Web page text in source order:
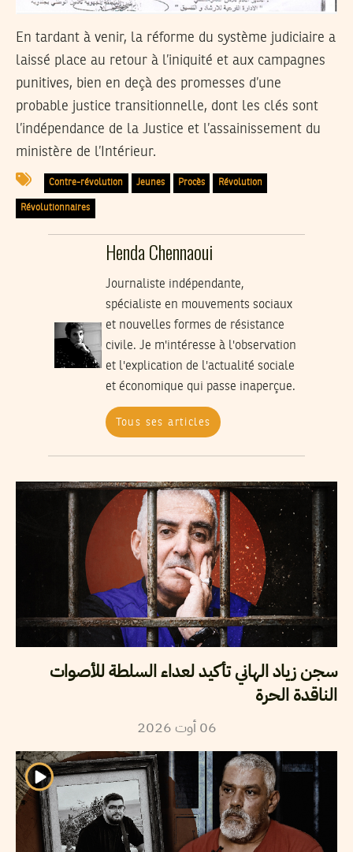
En tardant à venir, la réforme du système judiciaire a
laissé place au retour à l’iniquité et aux campagnes
punitives, bien en deçà des promesses d’une
probable justice transitionnelle, dont les clés sont
l’indépendance de la Justice et l’assainissement du
ministère de l’Intérieur.
Contre-révolution Jeunes Procès Révolution
Révolutionnaires
Henda Chennaoui
Journaliste indépendante,
spécialiste en mouvements sociaux
et nouvelles formes de résistance
civile. Je m'intéresse à l'observation
et l'explication de l'actualité sociale
et économique qui passe inaperçue.
Tous ses articles
سجن زياد الهاني تأكيد لعداء السلطة للأصوات
الناقدة الحرة
06 أوت2026